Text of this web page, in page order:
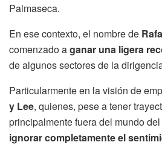
Palmaseca.
En ese contexto, el nombre de
comenzado aganar una ligera
de algunos sectores de la
Particularmente en la visión de
y Lee, quienes, pese a tener
principalmente fuera del mundo
ignorar completamente el